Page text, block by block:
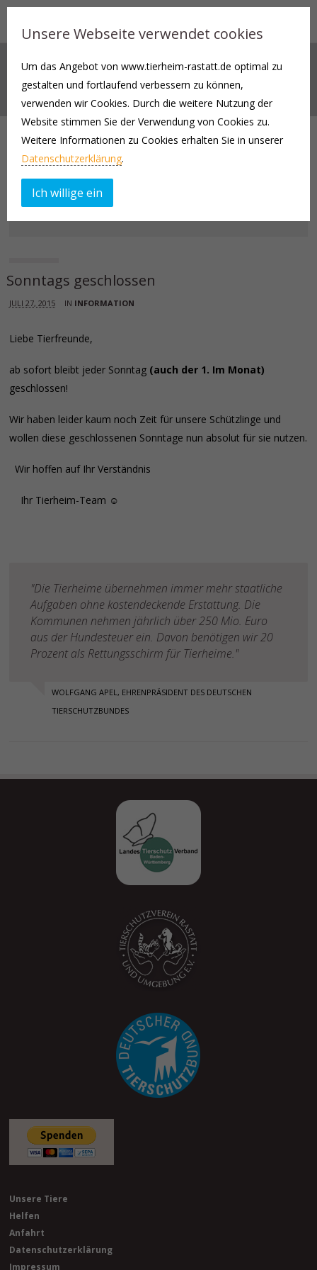
AKTUELLES
Sonntags geschlossen
JULI 27, 2015 IN INFORMATION
Liebe Tierfreunde,
ab sofort bleibt jeder Sonntag (auch der 1. Im Monat)
geschlossen!
Wir haben leider kaum noch Zeit für unsere Schützlinge und
wollen diese geschlossenen Sonntage nun absolut für sie nutzen.
Wir hoffen auf Ihr Verständnis
Ihr Tierheim-Team ☺
"Die Tierheime übernehmen immer mehr staatliche
Aufgaben ohne kostendeckende Erstattung. Die
Kommunen nehmen jährlich über 250 Mio. Euro
aus der Hundesteuer ein. Davon benötigen wir 20
Prozent als Rettungsschirm für Tierheime."
WOLFGANG APEL, EHRENPRÄSIDENT DES DEUTSCHEN
TIERSCHUTZBUNDES
Unsere Tiere
Helfen
Anfahrt
Datenschutzerklärung
Impressum
Unsere Webseite verwendet cookies
Um das Angebot von www.tierheim-rastatt.de optimal zu
gestalten und fortlaufend verbessern zu können,
verwenden wir Cookies. Durch die weitere Nutzung der
Website stimmen Sie der Verwendung von Cookies zu.
Weitere Informationen zu Cookies erhalten Sie in unserer
Datenschutzerklärung.
Ich willige ein